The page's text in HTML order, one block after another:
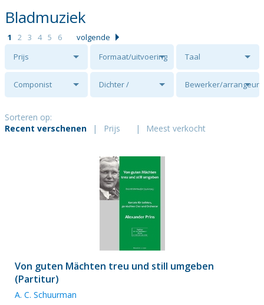
Bladmuziek
1 2 3 4 5 6
volgende
Prijs
Formaat/uitvoering Taal
Componist Dichter / Bewerker/arrangeur
Sorteren op:
Recent verschenen
| Prijs | Meest verkocht
Von guten Mächten treu und still umgeben
(Partitur)
A. C. Schuurman